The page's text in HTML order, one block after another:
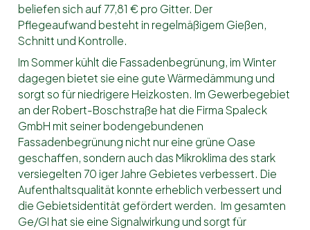
beliefen sich auf 77,81 € pro Gitter. Der
Pflegeaufwand besteht in regelmäßigem Gießen,
Schnitt und Kontrolle.
Im Sommer kühlt die Fassadenbegrünung, im Winter
dagegen bietet sie eine gute Wärmedämmung und
sorgt so für niedrigere Heizkosten. Im Gewerbegebiet
an der Robert-Boschstraße hat die Firma Spaleck
GmbH mit seiner bodengebundenen
Fassadenbegrünung nicht nur eine grüne Oase
geschaffen, sondern auch das Mikroklima des stark
versiegelten 70 iger Jahre Gebietes verbessert. Die
Aufenthaltsqualität konnte erheblich verbessert und
die Gebietsidentität gefördert werden. Im gesamten
Ge/GI hat sie eine Signalwirkung und sorgt für